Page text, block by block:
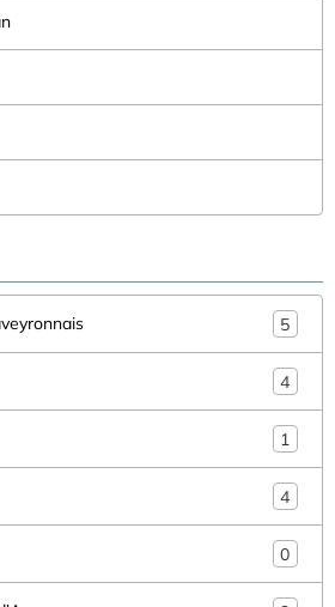
5
4
1
4
0